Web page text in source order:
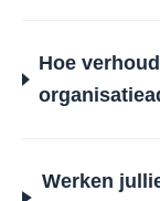
Hoe
Werken